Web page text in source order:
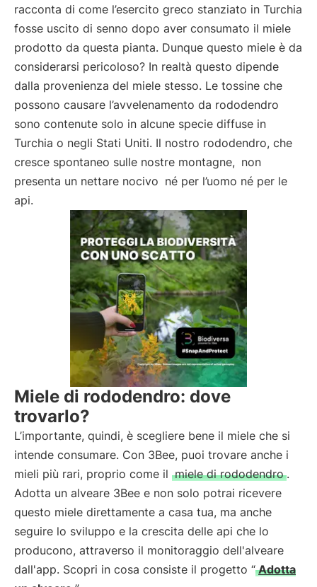
racconta di come l’esercito greco stanziato in Turchia
fosse uscito di senno dopo aver consumato il miele
prodotto da questa pianta. Dunque questo miele è da
considerarsi pericoloso? In realtà questo dipende
dalla provenienza del miele stesso. Le tossine che
possono causare l’avvelenamento da rododendro
sono contenute solo in alcune specie diffuse in
Turchia o negli Stati Uniti. Il nostro rododendro, che
cresce spontaneo sulle nostre montagne, non
presenta un nettare nocivo né per l’uomo né per le
api.
Miele di rododendro: dove
trovarlo?
L’importante, quindi, è scegliere bene il miele che si
intende consumare. Con 3Bee, puoi trovare anche i
mieli più rari, proprio come il miele di rododendro .
Adotta un alveare 3Bee e non solo potrai ricevere
questo miele direttamente a casa tua, ma anche
seguire lo sviluppo e la crescita delle api che lo
producono, attraverso il monitoraggio dell'alveare
dall'app. Scopri in cosa consiste il progetto “ Adotta